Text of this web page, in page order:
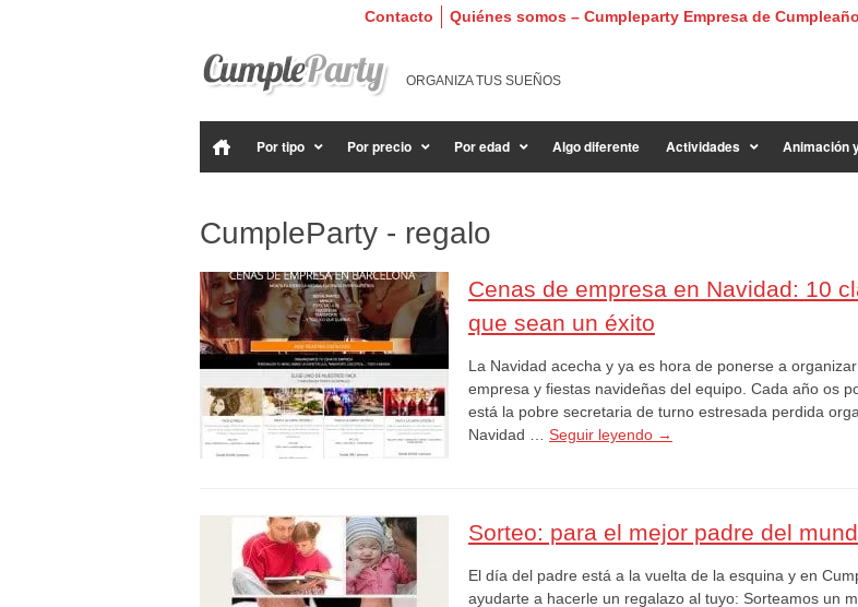
Quiénes somos – Cumpleparty Empresa de
Contacto
ORGANIZA TUS SUEÑOS
Por tipo Por precio Por edad Algo diferente Actividades Animación
CumpleParty - regalo
Cenas de empresa en Navidad: 10
que sean un éxito
La Navidad acecha y ya es hora de ponerse a
empresa y fiestas navideñas del equipo. Cada año os
está la pobre secretaria de turno estresada perdida
Navidad … Seguir leyendo →
Sorteo: para el mejor padre del
El día del padre está a la vuelta de la esquina y en
ayudarte a hacerle un regalazo al tuyo: Sorteamos un